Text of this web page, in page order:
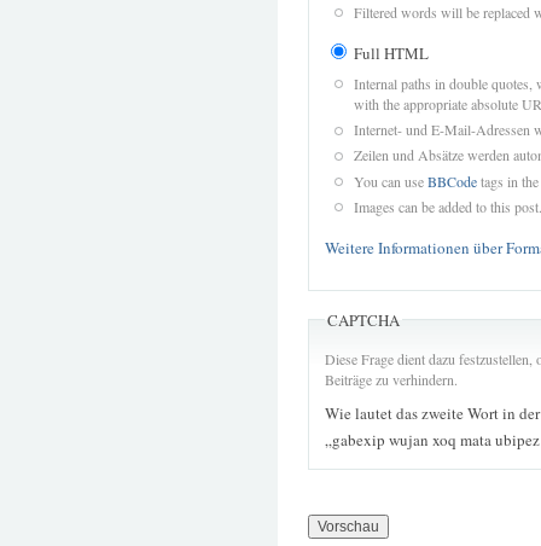
Filtered words will be replaced
Full HTML
Internal paths in double quotes,
with the appropriate absolute
Internet- und E-Mail-Adressen
Zeilen und Absätze werden
You can useBBCodetags in
Images can be added to this post.
Weitere Informationen über
CAPTCHA
Diese Frage dient dazu
Beiträge zu verhindern.
Wie lautet das zweite Wort in
„gabexip wujan xoq mata